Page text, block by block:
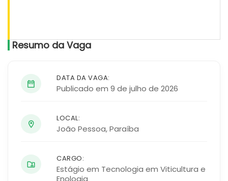
Resumo da Vaga
DATA DA VAGA:
Publicado em 9 de julho de 2026
LOCAL:
João Pessoa,Paraíba
CARGO:
Estágio em Tecnologia em Viticultura e